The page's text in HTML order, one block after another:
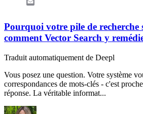
Pourquoi votre pile de recherche
comment Vector Search y
Traduit automatiquement de Deepl
Vous posez une question. Votre système
correspondances de mots-clés - c'est
réponse. La véritable informat...